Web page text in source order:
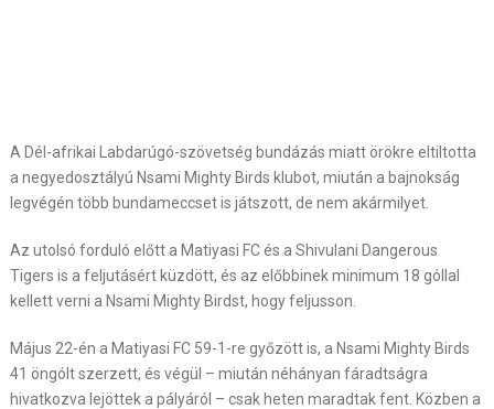
A Dél-afrikai Labdarúgó-szövetség bundázás miatt örökre eltiltotta
a negyedosztályú Nsami Mighty Birds klubot, miután a bajnokság
legvégén több bundameccset is játszott, de nem akármilyet.
Az utolsó forduló előtt a Matiyasi FC és a Shivulani Dangerous
Tigers is a feljutásért küzdött, és az előbbinek minimum 18 góllal
kellett verni a Nsami Mighty Birdst, hogy feljusson.
Május 22-én a Matiyasi FC 59-1-re győzött is, a Nsami Mighty Birds
41 öngólt szerzett, és végül – miután néhányan fáradtságra
hivatkozva lejöttek a pályáról – csak heten maradtak fent. Közben a